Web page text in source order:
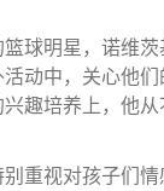
球明星，诺维
动中，关心他
趣培养上，他
重视对孩子们